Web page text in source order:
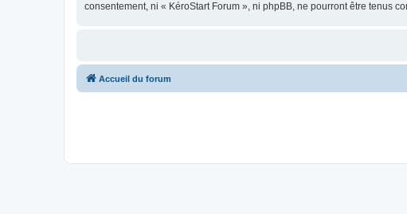
consentement, ni « KéroStart Forum », ni phpBB, ne pourront être tenus
Accueil du forum